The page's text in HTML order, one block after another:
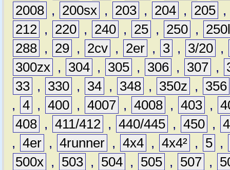
2008 , 200sx , 203 , 204 , 205 ,
212 , 220 , 240 , 25 , 250 ,
288 , 29 , 2cv , 2er , 3 , 3/20 ,
300zx , 304 , 305 , 306 , 307 ,
33 , 330 , 34 , 348 , 350z ,
356
, 4 , 400 , 4007 , 4008 , 403 ,
408 , 411/412 , 440/445 , 450 ,
, 4er , 4runner , 4x4 , 4x4² , 5 ,
500x , 503 , 504 , 505 , 507 ,